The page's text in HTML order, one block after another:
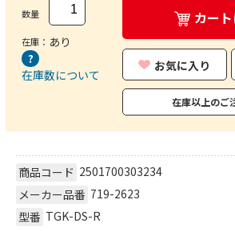
数量
在庫： あり
在庫数について
カー
お気に入り
在庫以上のご
商品コード 2501700303234
メーカー品番 719-2623
型番 TGK-DS-R